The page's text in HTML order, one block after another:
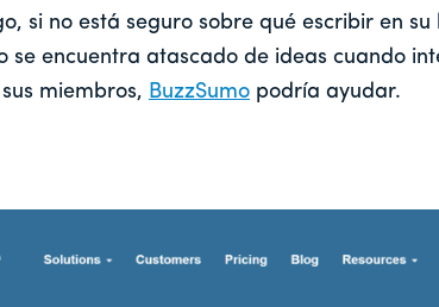
si no está seguro sobre qué escribir en
se encuentra atascado de ideas cuando
miembros, BuzzSumo podría ayudar.